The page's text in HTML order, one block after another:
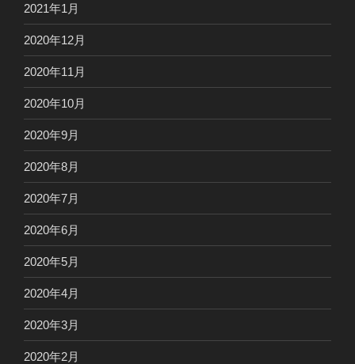
2021年1月
2020年12月
2020年11月
2020年10月
2020年9月
2020年8月
2020年7月
2020年6月
2020年5月
2020年4月
2020年3月
2020年2月